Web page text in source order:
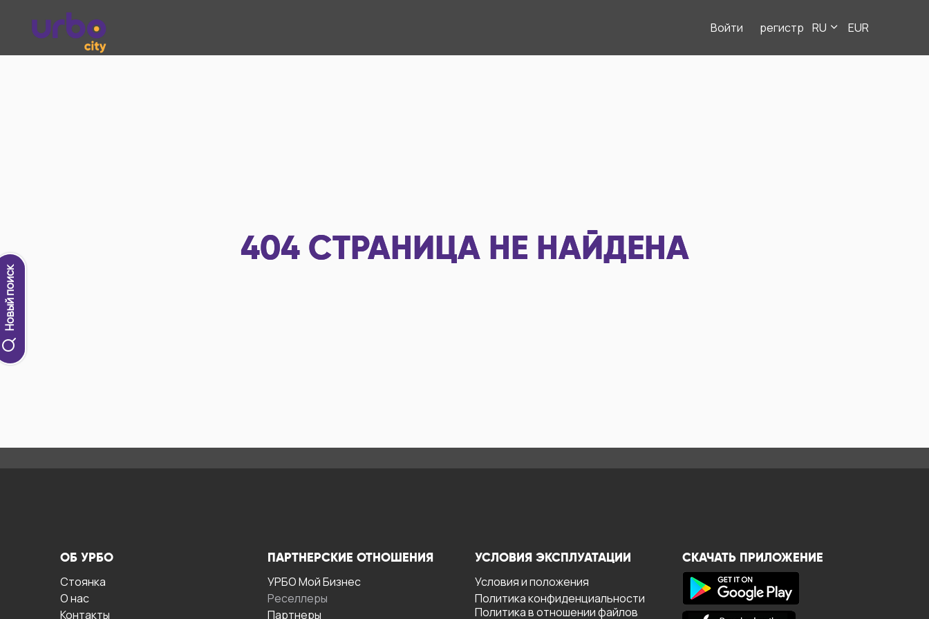
Войти регистр RU EUR
Новый поиск
404 СТРАНИЦА НЕ НАЙДЕНА
ОБ УРБО
Стоянка
О нас
Контакты
ПАРТНЕРСКИЕ ОТНОШЕНИЯ
УРБО Мой Бизнес
Реселлеры
Партнеры
УСЛОВИЯ ЭКСПЛУАТАЦИИ
Условия и положения
Политика конфиденциальности
Политика в отношении файлов
СКАЧАТЬ ПРИЛОЖЕНИЕ